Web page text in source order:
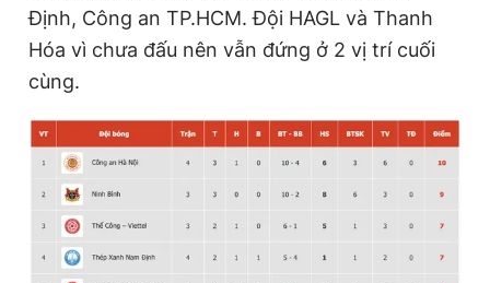
Định, Công an TP.HCM. Đội HAGL và Thanh
Hóa vì chưa đấu nên vẫn đứng ở 2 vị trí cuối
cùng.